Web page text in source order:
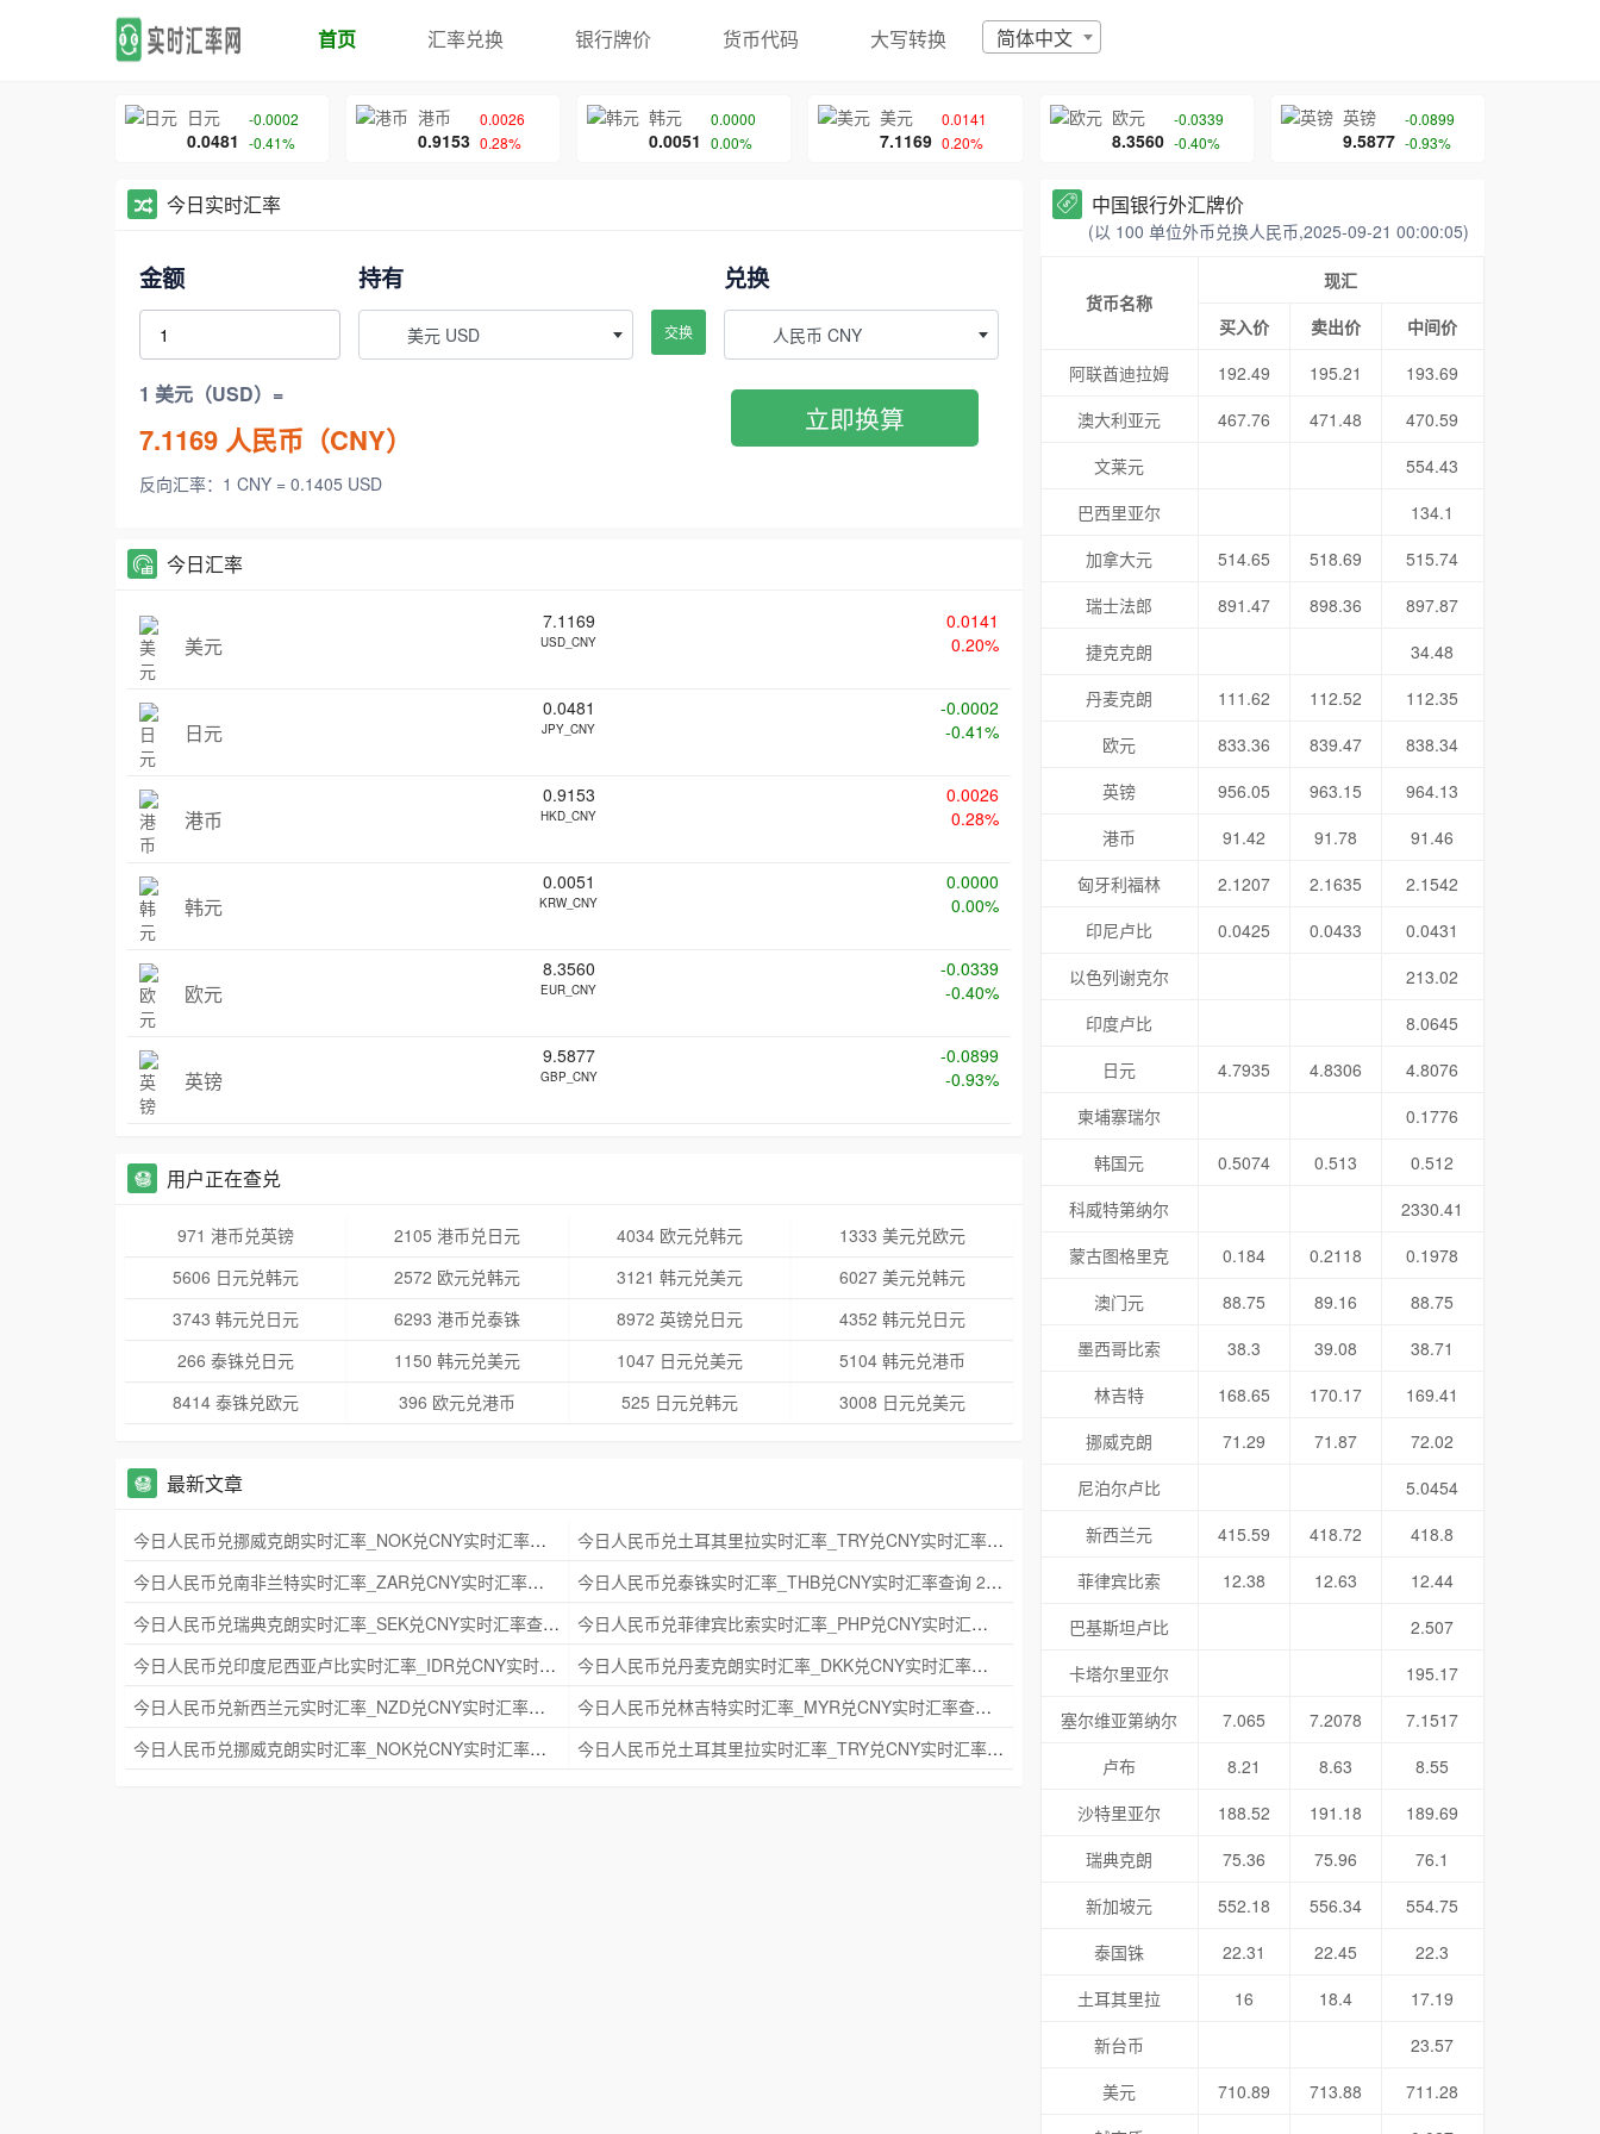
首页 汇率兑换 银行牌价 货币代码 大写转换 简体中文
日元
0.0481
-0.0002
-0.41%
港币
0.9153
0.0026
0.28%
韩元
0.0051
0.0000
0.00%
美元
7.1169
0.0141
0.20%
欧元
8.3560
-0.0339
-0.40%
英镑
9.5877
-0.0899
-0.93%
今日实时汇率
金额 持有
美元 USD 交换
兑换
人民币 CNY
1 美元（USD）=
7.1169 人民币（CNY）
反向汇率：1 CNY = 0.1405 USD
立即换算
今日汇率
美元
7.1169
USD_CNY
0.0141
0.20%
日元
0.0481
JPY_CNY
-0.0002
-0.41%
港币
0.9153
HKD_CNY
0.0026
0.28%
韩元
0.0051
KRW_CNY
0.0000
0.00%
欧元
8.3560
EUR_CNY
-0.0339
-0.40%
英镑
9.5877
GBP_CNY
-0.0899
-0.93%
用户正在查兑
971 港币兑英镑 2105 港币兑日元 4034 欧元兑韩元
1333 美元兑欧元
5606 日元兑韩元
2572 欧元兑韩元 3121 韩元兑美元
6027 美元兑韩元
3743 韩元兑日元
6293 港币兑泰铢 8972 英镑兑日元
4352 韩元兑日元
266 泰铢兑日元
1150 韩元兑美元 1047 日元兑美元
5104 韩元兑港币
8414 泰铢兑欧元
396 欧元兑港币 525 日元兑韩元 3008 日元兑美元
最新文章
今日人民币兑挪威克朗实时汇率_NOK兑CNY实时汇率查询 2025年09月21日
今日人民币兑土耳其里拉实时汇率_TRY兑CNY实时汇率查询 2025年09月21日
今日人民币兑南非兰特实时汇率_ZAR兑CNY实时汇率查询 2025年09月21日
今日人民币兑泰铢实时汇率_THB兑CNY实时汇率查询 2025年09月21日
今日人民币兑瑞典克朗实时汇率_SEK兑CNY实时汇率查询 2025年09月21日
今日人民币兑菲律宾比索实时汇率_PHP兑CNY实时汇率查询 2025年09月21日
今日人民币兑印度尼西亚卢比实时汇率_IDR兑CNY实时汇率查询 2025年09月21日
今日人民币兑丹麦克朗实时汇率_DKK兑CNY实时汇率查询 2025年09月21日
今日人民币兑新西兰元实时汇率_NZD兑CNY实时汇率查询 2025年09月21日
今日人民币兑林吉特实时汇率_MYR兑CNY实时汇率查询 2025年09月21日
今日人民币兑挪威克朗实时汇率_NOK兑CNY实时汇率查询 2025年09月21日
今日人民币兑土耳其里拉实时汇率_TRY兑CNY实时汇率查询 2025年09月21日
中国银行外汇牌价
(以 100 单位外币兑换人民币,2025-09-21 00:00:05)
货币名称
现汇
买入价
卖出价
中间价
阿联酋迪拉姆
192.49 195.21
193.69
澳大利亚元
467.76 471.48
470.59
文莱元
554.43
巴西里亚尔
134.1
加拿大元
514.65 518.69
515.74
瑞士法郎
891.47 898.36
897.87
捷克克朗
34.48
丹麦克朗
111.62 112.52
112.35
欧元
833.36 839.47
838.34
英镑
956.05 963.15
964.13
港币
91.42 91.78
91.46
匈牙利福林
2.1207 2.1635
2.1542
印尼卢比
0.0425 0.0433
0.0431
以色列谢克尔
213.02
印度卢比
8.0645
日元
4.7935 4.8306
4.8076
柬埔寨瑞尔
0.1776
韩国元
0.5074 0.513
0.512
科威特第纳尔
2330.41
蒙古图格里克
0.184 0.2118
0.1978
澳门元
88.75 89.16
88.75
墨西哥比索
38.3 39.08
38.71
林吉特
168.65 170.17
169.41
挪威克朗
71.29 71.87
72.02
尼泊尔卢比
5.0454
新西兰元
415.59 418.72
418.8
菲律宾比索
12.38 12.63
12.44
巴基斯坦卢比
2.507
卡塔尔里亚尔
195.17
塞尔维亚第纳尔
7.065 7.2078
7.1517
卢布
8.21 8.63
8.55
沙特里亚尔
188.52 191.18
189.69
瑞典克朗
75.36 75.96
76.1
新加坡元
552.18 556.34
554.75
泰国铢
22.31 22.45
22.3
土耳其里拉
16 18.4
17.19
新台币
23.57
美元
710.89 713.88
711.28